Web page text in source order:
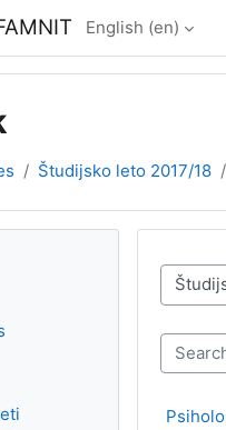
English ‎(en)‎
Študijsko leto 2017/18
Search